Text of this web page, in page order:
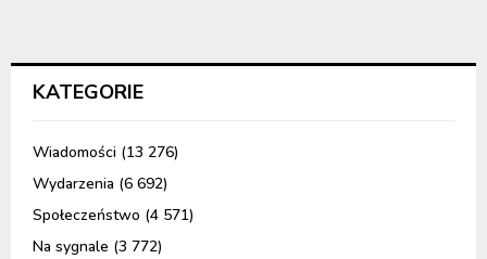
KATEGORIE
Wiadomości (13 276)
Wydarzenia (6 692)
Społeczeństwo (4 571)
Na sygnale (3 772)